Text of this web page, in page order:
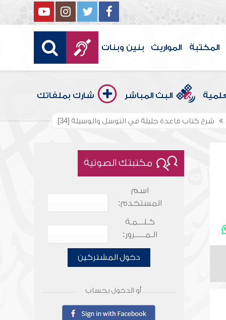
المكتبة المواريث بنين وبنات
البث المباشر شارك بملفاتك
شرح كتاب قاعدة جليلة في التوسل والوسيلة [34]
مكتبتك الصوتية
اسم
المستخدم:
كـلـــمـة
الـمـــــرور:
دخول المشتركين
أو الدخول بحساب